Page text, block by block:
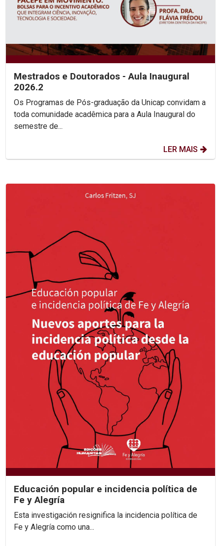
Mestrados e Doutorados - Aula Inaugural
2026.2
Os Programas de Pós-graduação da Unicap convidam a
toda comunidade acadêmica para a Aula Inaugural do
semestre de...
LER MAIS
Educación popular e incidencia política de
Fe y Alegría
Esta investigación resignifica la incidencia política de
Fe y Alegría como una...